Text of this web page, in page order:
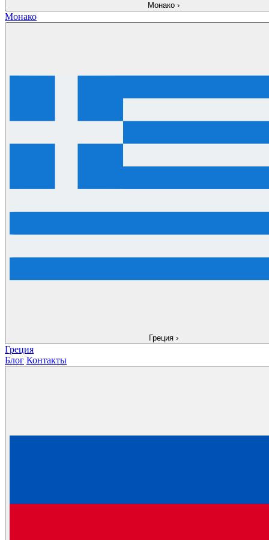
Монако ›
Монако
Греция ›
Греция
Блог Контакты